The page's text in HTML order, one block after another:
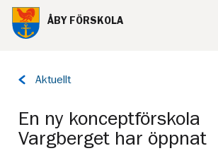
Till innehåll på sidan
ÅBY FÖRSKOLA
Tillbaka
Aktuellt
En ny konceptförskola
Vargberget har öppnat